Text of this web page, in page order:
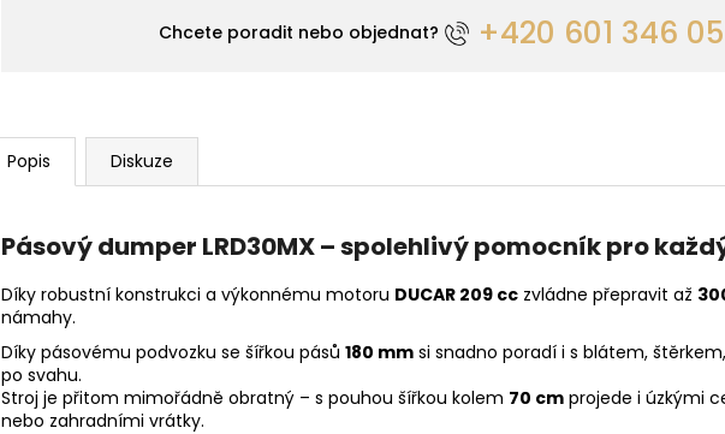
Chcete poradit nebo objednat? +420 601 346
Popis Diskuze
Pásový dumper LRD30MX – spolehlivý pomocník pro
Díky robustní konstrukci a výkonnému motoru DUCAR 209 cc zvládne přepravit až
námahy.
Díky pásovému podvozku se šířkou pásů 180 mm si snadno poradí i s blátem,
po svahu.
Stroj je přitom mimořádně obratný – s pouhou šířkou kolem 70 cm projede i úzkými
nebo zahradními vrátky.